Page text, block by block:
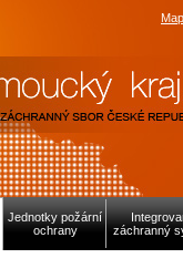
Jednotky požární
ochrany
záchranný